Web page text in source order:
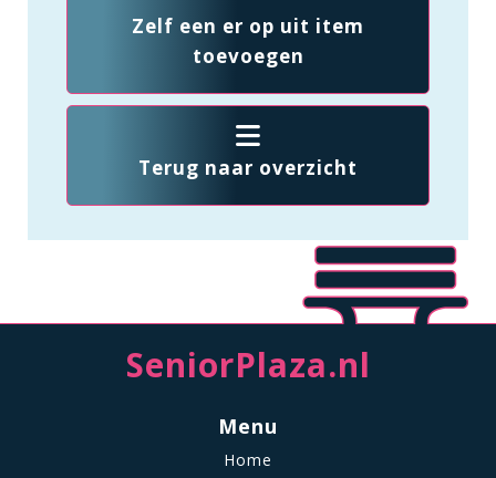
Zelf een er op uit item
toevoegen
Terug naar overzicht
SeniorPlaza.nl
Menu
Home